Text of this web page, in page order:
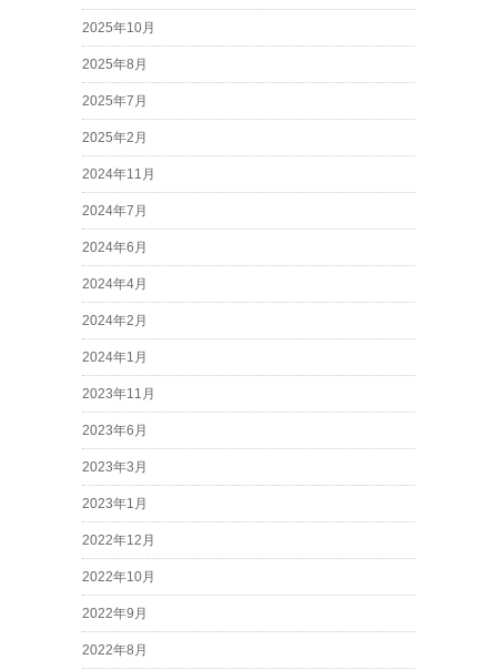
2025年10月
2025年8月
2025年7月
2025年2月
2024年11月
2024年7月
2024年6月
2024年4月
2024年2月
2024年1月
2023年11月
2023年6月
2023年3月
2023年1月
2022年12月
2022年10月
2022年9月
2022年8月